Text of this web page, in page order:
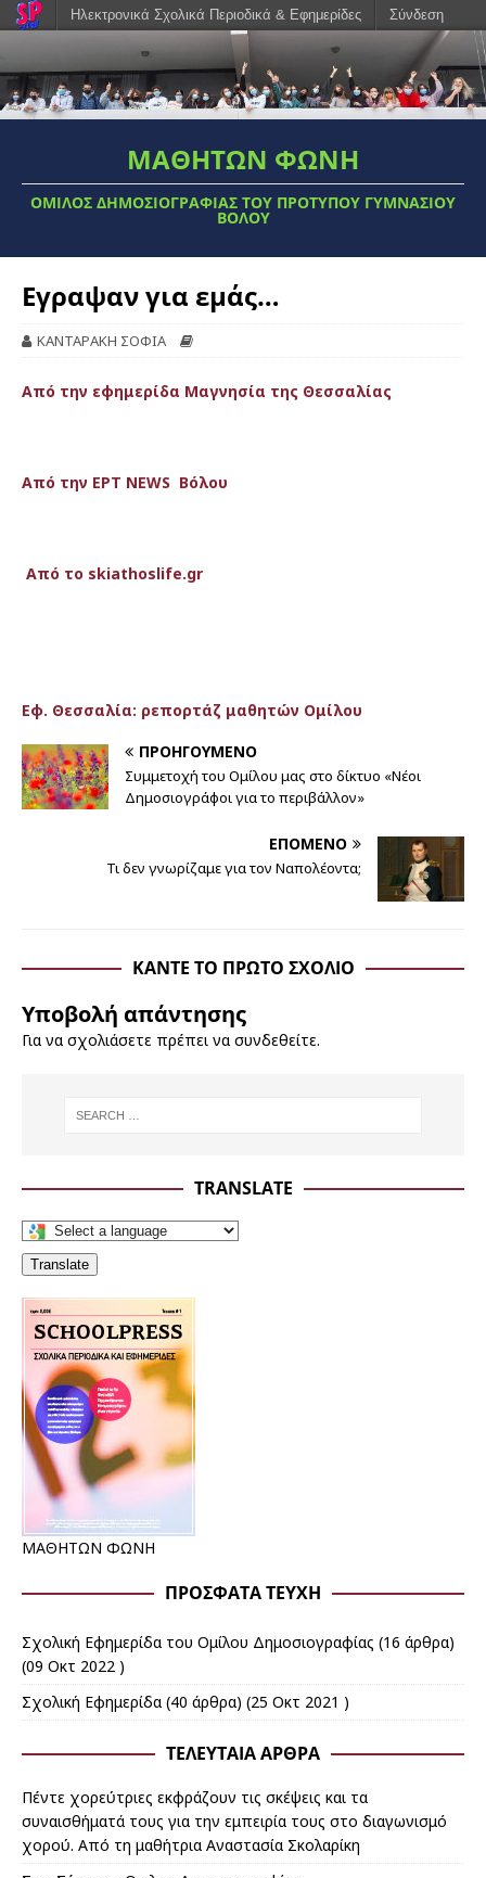
ΜΑΘΗΤΩΝ ΦΩΝΗ
ΟΜΙΛΟΣ ΔΗΜΟΣΙΟΓΡΑΦΊΑΣ ΤΟΥ ΠΡΌΤΥΠΟΥ ΓΥΜΝΑΣΊΟΥ
ΒΌΛΟΥ
Εγραψαν για εμάς…
ΚΑΝΤΑΡΑΚΗ ΣΟΦΙΑ
Από την εφημερίδα Μαγνησία της Θεσσαλίας
Από την ΕΡΤ NEWS Βόλου
Από το skiathoslife.gr
Εφ. Θεσσαλία: ρεπορτάζ μαθητών Ομίλου
ΠΡΟΗΓΟΎΜΕΝΟ
Συμμετοχή του Ομίλου μας στο δίκτυο «Νέοι
Δημοσιογράφοι για το περιβάλλον»
ΕΠΌΜΕΝΟ
Τι δεν γνωρίζαμε για τον Ναπολέοντα;
ΚΆΝΤΕ ΤΟ ΠΡΏΤΟ ΣΧΌΛΙΟ
Υποβολή απάντησης
Για να σχολιάσετε πρέπει να συνδεθείτε.
TRANSLATE
Translate
ΜΑΘΗΤΩΝ ΦΩΝΗ
ΠΡΌΣΦΑΤΑ ΤΕΎΧΗ
Σχολική Εφημερίδα του Ομίλου Δημοσιογραφίας (16 άρθρα)
(09 Οκτ 2022 )
Σχολική Εφημερίδα (40 άρθρα) (25 Οκτ 2021 )
ΤΕΛΕΥΤΑΊΑ ΆΡΘΡΑ
Πέντε χορεύτριες εκφράζουν τις σκέψεις και τα
συναισθήματά τους για την εμπειρία τους στο διαγωνισμό
χορού. Από τη μαθήτρια Αναστασία Σκολαρίκη
Ηλεκτρονικά Σχολικά Περιοδικά & Εφημερίδες Σύνδεση